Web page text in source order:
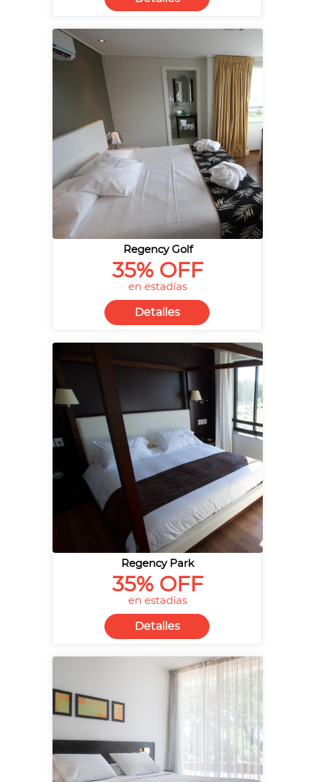
Regency Golf
35% OFF
en estadías
Detalles
Regency Park
35% OFF
en estadías
Detalles